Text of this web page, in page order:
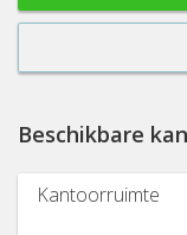
Beschikbare
Kantoorruimte